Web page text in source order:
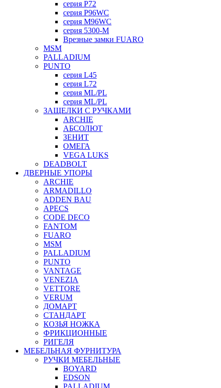
серия P72
серия P96WC
серия M96WC
серия 5300-M
Врезные замки FUARO
MSM
PALLADIUM
PUNTO
серия L45
серия L72
серия ML/PL
серия ML/PL
ЗАЩЕЛКИ С РУЧКАМИ
ARCHIE
АБСОЛЮТ
ЗЕНИТ
ОМЕГА
VEGA LUKS
DEADBOLT
ДВЕРНЫЕ УПОРЫ
ARCHIE
ARMADILLO
ADDEN BAU
APECS
CODE DECO
FANTOM
FUARO
MSM
PALLADIUM
PUNTO
VANTAGE
VENEZIA
VETTORE
VERUM
ДОМАРТ
СТАНДАРТ
КОЗЬЯ НОЖКА
ФРИКЦИОННЫЕ
РИГЕЛЯ
МЕБЕЛЬНАЯ ФУРНИТУРА
РУЧКИ МЕБЕЛЬНЫЕ
BOYARD
EDSON
PALLADIUM